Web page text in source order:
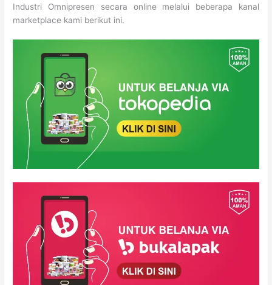
Industri Omnipresen secara online melalui beberapa kanal
marketplace kami berikut ini.